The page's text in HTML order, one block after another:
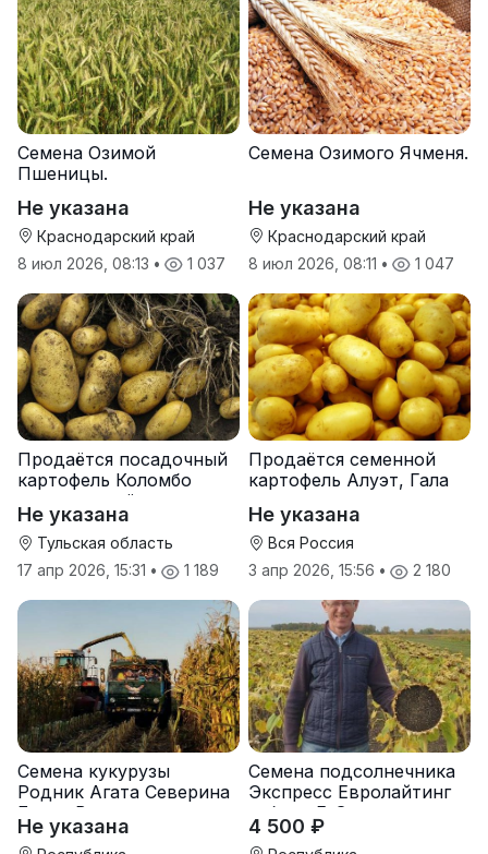
Семена Озимой
Пшеницы.
Не указана
Краснодарский край
8 июл 2026, 08:13 • 1 037
Семена Озимого Ячменя.
Не указана
Краснодарский край
8 июл 2026, 08:11 • 1 047
Продаётся посадочный
картофель Коломбо
оптом от трёх тонн
Не указана
Тульская область
17 апр 2026, 15:31 • 1 189
Продаётся семенной
картофель Алуэт, Гала
Не указана
Вся Россия
3 апр 2026, 15:56 • 2 180
Семена кукурузы
Родник Агата Северина
Берта Вилора
Прохладненский Дарина
Не указана
Семена подсолнечника
Экспресс Евролайтинг
гибрид F-G+
4 500 ₽